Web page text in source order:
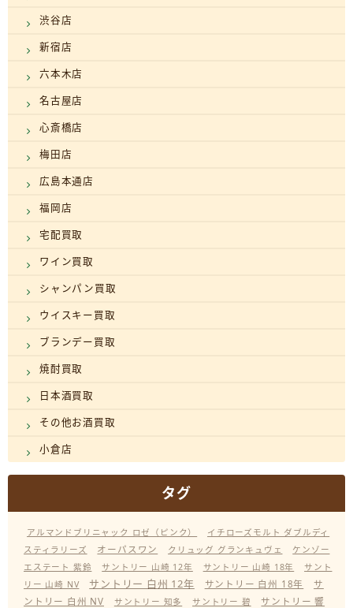
渋谷店
新宿店
六本木店
名古屋店
心斎橋店
梅田店
広島本通店
福岡店
宅配買取
ワイン買取
シャンパン買取
ウイスキー買取
ブランデー買取
焼酎買取
日本酒買取
その他お酒買取
小倉店
タグ
アルマンドブリニャック ロゼ（ピンク）
イチローズモルト ダブルディ
スティラリーズ
オーパスワン クリュッグ グランキュヴェ
ケンゾー
エステート 紫鈴
サントリー 山崎 12年 サントリー 山崎 18年
サント
リー 山崎 NV
サントリー 白州 12年 サントリー 白州 18年
サ
ントリー 白州 NV
サントリー 知多 サントリー 碧 サントリー 響